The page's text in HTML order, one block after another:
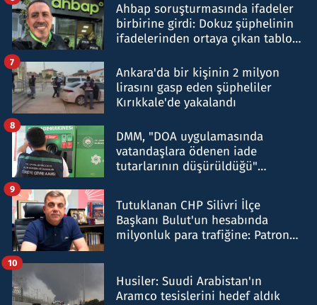
Ahbap soruşturmasında ifadeler
birbirine girdi: Dokuz şüphelinin
ifadelerinden ortaya çıkan tablo
Ankara'da bir kişinin 2 milyon
lirasını gasp eden şüpheliler
Kırıkkale'de yakalandı
7
DMM, "DOA uygulamasında
vatandaşlara ödenen iade
tutarlarının düşürüldüğü"
8
Tutuklanan CHP Silivri İlçe
Başkanı Bulut'un hesabında
milyonluk para trafiğine: Patron
9
Husiler: Suudi Arabistan'ın
Aramco tesislerini hedef aldık
10